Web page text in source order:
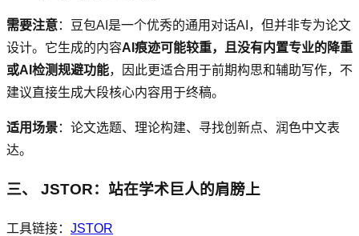
需要注意：豆包AI是一个优秀的通用对话AI，但并非专为论文
设计。它生成的内容AI痕迹可能较重，且没有内置专业的降重
或AI检测规避功能，因此更适合用于前期构思和辅助写作，不
建议直接生成大段核心内容用于终稿。
适用场景：论文选题、理论构建、寻找创新点、润色中文表
达。
三、 JSTOR：站在学术巨人的肩膀上
工具链接： JSTOR